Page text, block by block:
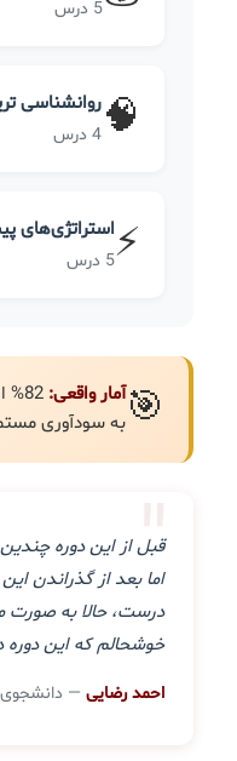
5 درس
🧠روانشناسی
4 درس
⚡استراتژی‌های
5 درس
🎯آمار واقعی:
به سودآوری
"
قبل از این دوره
اما بعد از گذراندن
درست، حالا به صورت
خوشحالم که این دوره
احمد رضایی — دانشجوی